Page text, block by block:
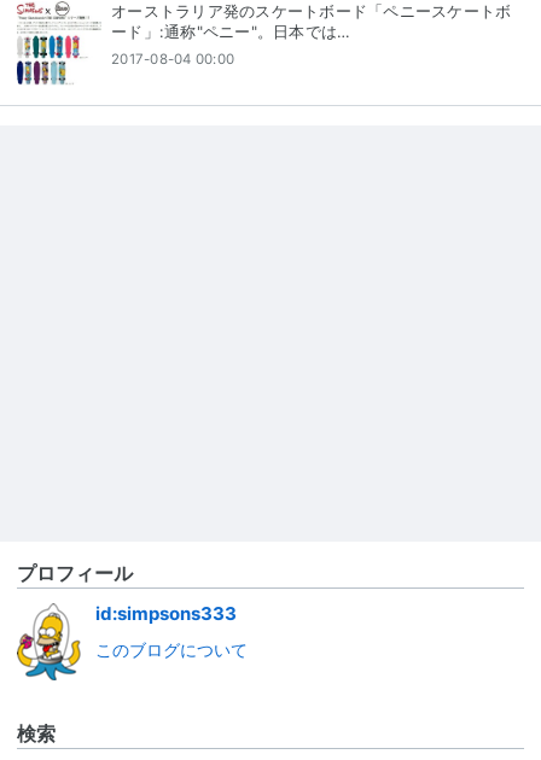
オーストラリア発のスケートボード「ペニースケートボ
ード」:通称"ペニー"。日本では…
2017-08-04 00:00
プロフィール
id:simpsons333
このブログについて
検索